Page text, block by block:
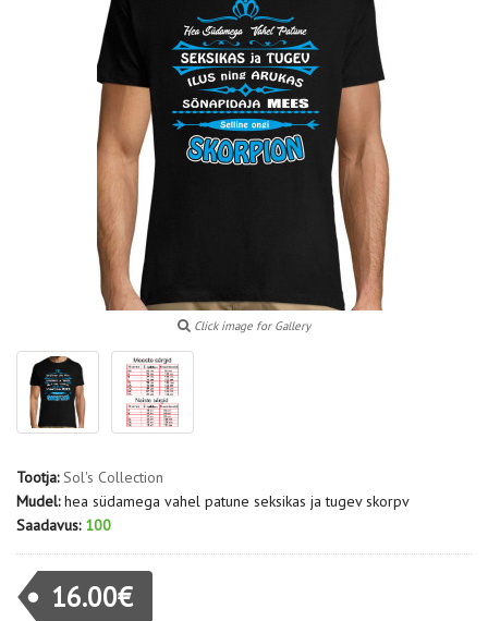
Click image for Gallery
Tootja: Sol's Collection
Mudel: hea südamega vahel patune seksikas ja tugev skorpv
Saadavus: 100
16.00€